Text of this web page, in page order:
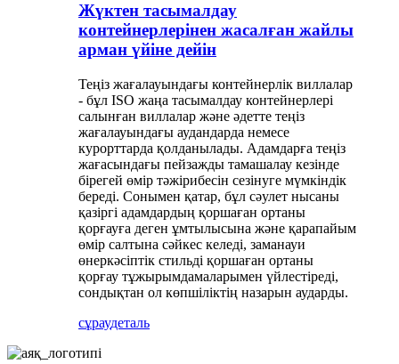
Жүктен тасымалдау
контейнерлерінен жасалған жайлы
арман үйіне дейін
Теңіз жағалауындағы контейнерлік виллалар
- бұл ISO жаңа тасымалдау контейнерлері
салынған виллалар және әдетте теңіз
жағалауындағы аудандарда немесе
курорттарда қолданылады. Адамдарға теңіз
жағасындағы пейзажды тамашалау кезінде
бірегей өмір тәжірибесін сезінуге мүмкіндік
береді. Сонымен қатар, бұл сәулет нысаны
қазіргі адамдардың қоршаған ортаны
қорғауға деген ұмтылысына және қарапайым
өмір салтына сәйкес келеді, заманауи
өнеркәсіптік стильді қоршаған ортаны
қорғау тұжырымдамаларымен үйлестіреді,
сондықтан ол көпшіліктің назарын аударды.
сұраудеталь